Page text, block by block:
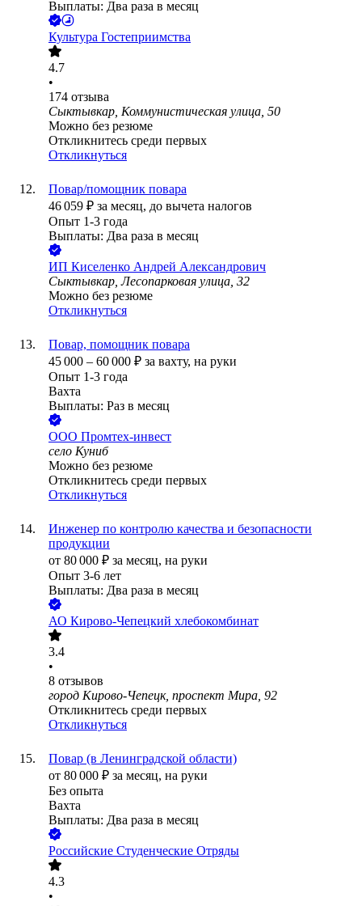
Выплаты: Два раза в месяц
Культура Гостеприимства
4.7
•
174 отзыва
Сыктывкар, Коммунистическая улица, 50
Можно без резюме
Откликнитесь среди первых
Откликнуться
Повар/помощник повара
46 059 ₽ за месяц, до вычета налогов
Опыт 1-3 года
Выплаты: Два раза в месяц
ИП Киселенко Андрей Александрович
Сыктывкар, Лесопарковая улица, 32
Можно без резюме
Откликнуться
Повар, помощник повара
45 000 – 60 000 ₽ за вахту, на руки
Опыт 1-3 года
Вахта
Выплаты: Раз в месяц
ООО Промтех-инвест
село Куниб
Можно без резюме
Откликнитесь среди первых
Откликнуться
Инженер по контролю качества и безопасности
продукции
от 80 000 ₽ за месяц, на руки
Опыт 3-6 лет
Выплаты: Два раза в месяц
АО Кирово-Чепецкий хлебокомбинат
3.4
•
8 отзывов
город Кирово-Чепецк, проспект Мира, 92
Откликнитесь среди первых
Откликнуться
Повар (в Ленинградской области)
от 80 000 ₽ за месяц, на руки
Без опыта
Вахта
Выплаты: Два раза в месяц
Российские Студенческие Отряды
4.3
•